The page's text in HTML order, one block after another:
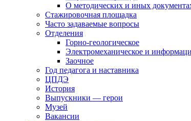
О методических и иных
Стажировочная площадка
Часто задаваемые вопросы
Отделения
Горно-геологическое
Электромеханическое и
Заочное
Год педагога и наставника
ЦПДЭ
История
Выпускники — герои
Музей
Вакансии